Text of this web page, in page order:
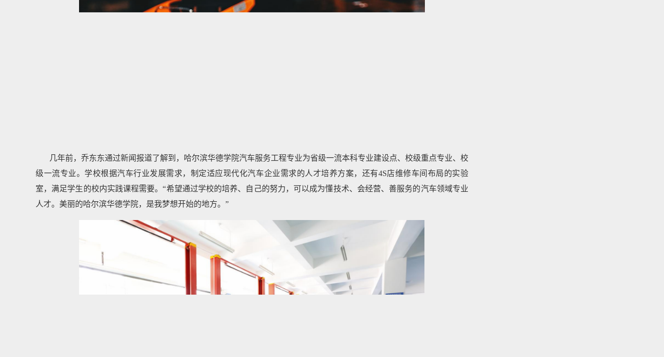
几年前，乔东东通过新闻报道了解到，哈尔滨华德学院汽车服务工程专业为省级一流本科专业建设点、校级重点专业、校
级一流专业。学校根据汽车行业发展需求，制定适应现代化汽车企业需求的人才培养方案，还有4S店维修车间布局的实验
室，满足学生的校内实践课程需要。“希望通过学校的培养、自己的努力，可以成为懂技术、会经营、善服务的汽车领域专业
人才。美丽的哈尔滨华德学院，是我梦想开始的地方。”